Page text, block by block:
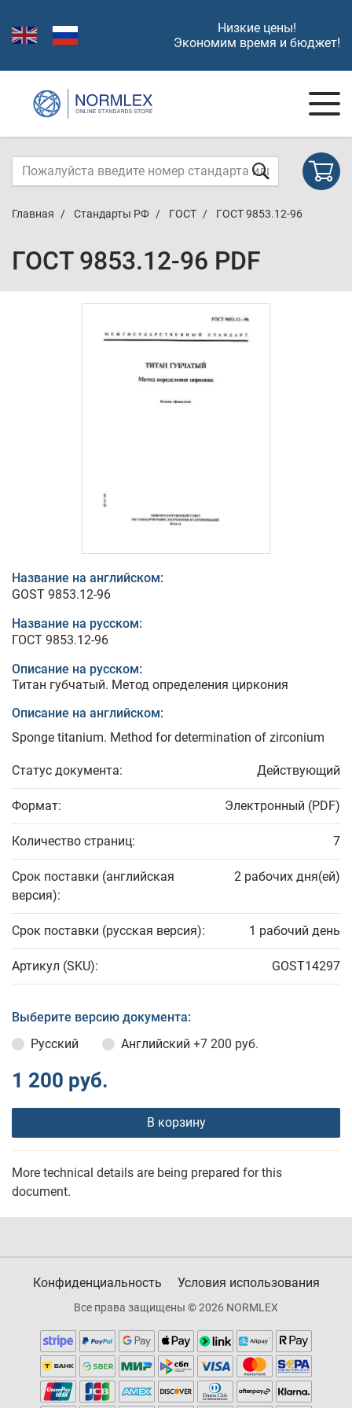
Низкие цены!
Экономим время и бюджет!
Главная Стандарты РФ ГОСТ ГОСТ 9853.12-96
ГОСТ 9853.12-96 PDF
Название на английском:
GOST 9853.12-96
Название на русском:
ГОСТ 9853.12-96
Описание на русском:
Титан губчатый. Метод определения циркония
Описание на английском:
Sponge titanium. Method for determination of zirconium
Статус документа: Действующий
Формат: Электронный (PDF)
Количество страниц: 7
Срок поставки (английская
версия):
2 рабочих дня(ей)
Срок поставки (русская версия): 1 рабочий день
Артикул (SKU): GOST14297
Выберите версию документа:
Русский
Английский +7 200 руб.
1 200 руб.
В корзину
More technical details are being prepared for this
document.
Конфиденциальность Условия использования
Все права защищены © 2026 NORMLEX